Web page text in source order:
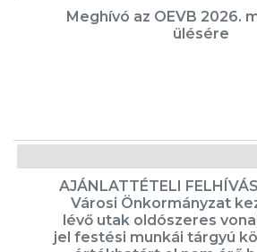
ÖNKORMÁNYZATI
CÉGEK
INTÉZMÉNYEK
Meghívó az OEVB 2026.
ülésére
AJÁNLATTÉTELI
Városi Önkormányzat
lévő utak oldószeres
jel festési munkái tárgyú